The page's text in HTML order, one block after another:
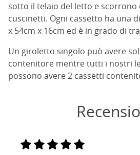
sotto il telaio del letto e
cuscinetti. Ogni cassetto ha una
x 54cm x 16cm ed è in grado di
Un giroletto singolo può avere
contenitore mentre tutti i nostri
possono avere 2 cassetti